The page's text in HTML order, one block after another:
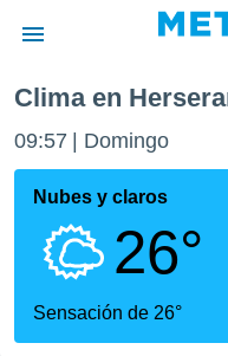
de
ha sido
calidad.
a este
las
Clima en
09:57 Domingo
Nubes y claros
26°
Sensación de 26°